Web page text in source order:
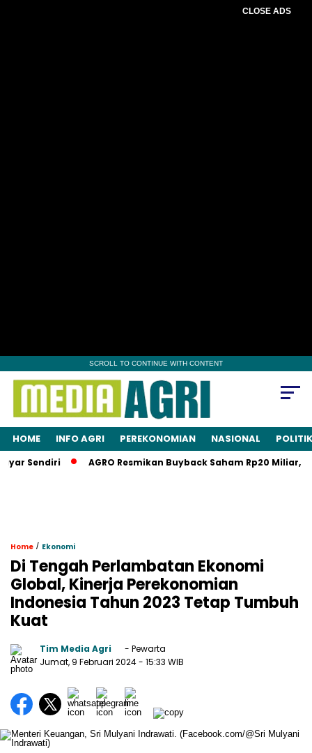
CLOSE ADS
SCROLL TO CONTINUE WITH CONTENT
HOME INFO AGRI PEREKONOMIAN NASIONAL POLITIK
AGRO Resmikan Buyback Saham Rp20 Miliar,
Home / Ekonomi
Di Tengah Perlambatan Ekonomi
Global, Kinerja Perekonomian
Indonesia Tahun 2023 Tetap Tumbuh
Kuat
Tim Media Agri
- Pewarta
Jumat, 9 Februari 2024- 15:33 WIB